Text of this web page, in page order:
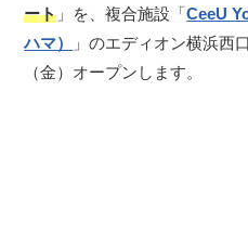
ート 」を、複合施設「CeeU
ハマ）
」のエディオン横浜西
（金）オープンします。